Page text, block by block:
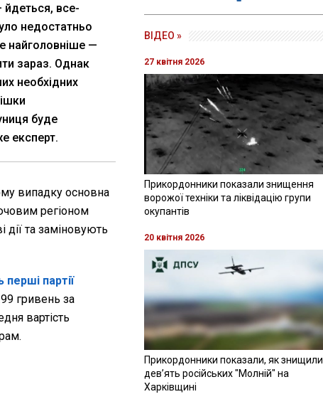
йдеться, все-
недостатньо
найголовніше —
зараз. Однак
необхідних
буде
експерт.
випадку основна
регіоном
дії та заміновують
партії
гривень за
вартість
ВІДЕО »
27 квітня 2026
Прикордонники показали знищення
ворожої техніки та ліквідацію групи
окупантів
20 квітня 2026
Прикордонники показали, як знищили
девʼять російських "Молній" на
Харківщині